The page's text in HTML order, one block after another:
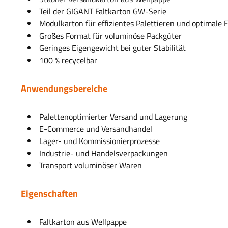
Teil der GIGANT Faltkarton GW-Serie
Modulkarton für effizientes Palettieren und optimale
Großes Format für voluminöse Packgüter
Geringes Eigengewicht bei guter Stabilität
100 % recycelbar
Anwendungsbereiche
Palettenoptimierter Versand und Lagerung
E-Commerce und Versandhandel
Lager- und Kommissionierprozesse
Industrie- und Handelsverpackungen
Transport voluminöser Waren
Eigenschaften
Faltkarton aus Wellpappe